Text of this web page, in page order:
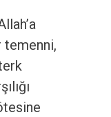
temenni,